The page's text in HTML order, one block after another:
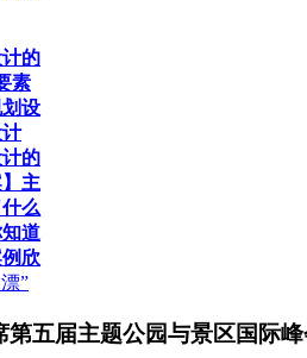
的
素
设
的
】主
么
道
欣
”
第五届主题公园与景区国际